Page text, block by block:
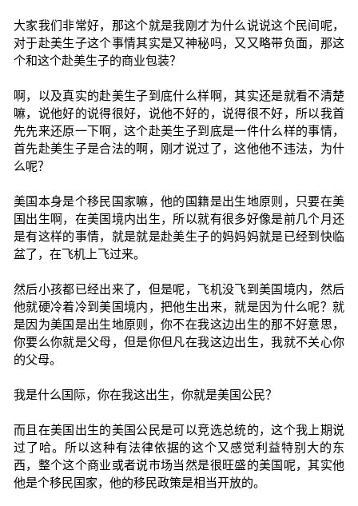
大家我们非常好，那这个就是我刚才为什么说说这个民间呢，
对于赴美生子这个事情其实是又神秘吗，又又略带负面，那这
个和这个赴美生子的商业包装？
啊，以及真实的赴美生子到底什么样啊，其实还是就看不清楚
嘛，说他好的说得很好，说他不好的，说得很不好，所以我首
先先来还原一下啊，这个赴美生子到底是一件什么样的事情，
首先赴美生子是合法的啊，刚才说过了，这他他不违法，为什
么呢？
美国本身是个移民国家嘛，他的国籍是出生地原则，只要在美
国出生啊，在美国境内出生，所以就有很多好像是前几个月还
是有这样的事情，就是就是赴美生子的妈妈妈就是已经到快临
盆了，在飞机上飞过来。
然后小孩都已经出来了，但是呢，飞机没飞到美国境内，然后
他就硬冷着冷到美国境内，把他生出来，就是因为什么呢？就
是因为美国是出生地原则，你不在我这边出生的那不好意思，
你要么你就是父母，但是你但凡在我这边出生，我就不关心你
的父母。
我是什么国际，你在我这出生，你就是美国公民？
而且在美国出生的美国公民是可以竞选总统的，这个我上期说
过了哈。所以这种有法律依据的这个又感觉利益特别大的东
西，整个这个商业或者说市场当然是很旺盛的美国呢，其实他
他是个移民国家，他的移民政策是相当开放的。